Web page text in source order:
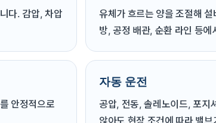
다. 감압, 차압
유체가 흐르는 양을 조절해
방, 공정 배관, 순환 라인 등에
안정적으로
자동 운전
공압, 전동, 솔레노이드, 포지
않아도 현장 조건에 따라 밸